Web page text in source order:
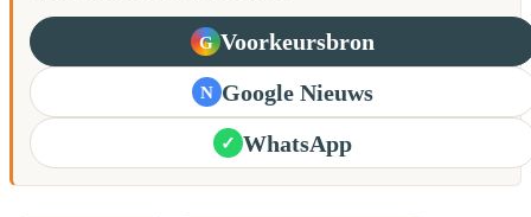
G Voorkeursbron
N Google Nieuws
✓ WhatsApp